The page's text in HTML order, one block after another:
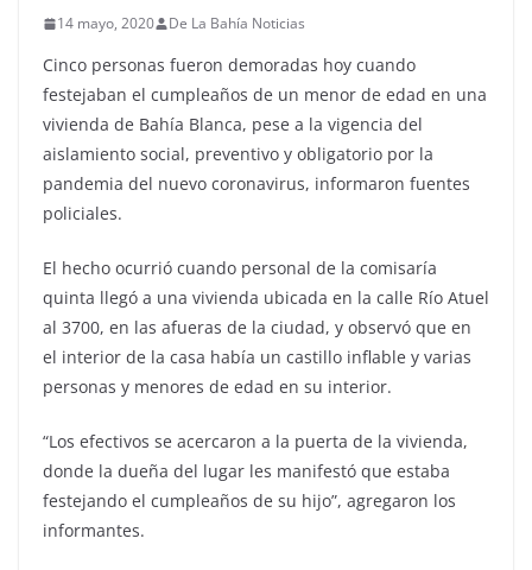
14 mayo, 2020 De La Bahía Noticias
Cinco personas fueron demoradas hoy cuando
festejaban el cumpleaños de un menor de edad en una
vivienda de Bahía Blanca, pese a la vigencia del
aislamiento social, preventivo y obligatorio por la
pandemia del nuevo coronavirus, informaron fuentes
policiales.
El hecho ocurrió cuando personal de la comisaría
quinta llegó a una vivienda ubicada en la calle Río Atuel
al 3700, en las afueras de la ciudad, y observó que en
el interior de la casa había un castillo inflable y varias
personas y menores de edad en su interior.
“Los efectivos se acercaron a la puerta de la vivienda,
donde la dueña del lugar les manifestó que estaba
festejando el cumpleaños de su hijo”, agregaron los
informantes.